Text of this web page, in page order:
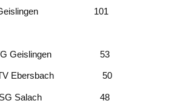
TG Geislingen 101
TG Geislingen 53
TV Ebersbach 50
TSG Salach 48